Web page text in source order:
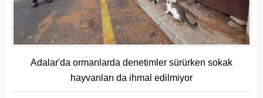
Adalar'da ormanlarda denetimler sürürken sokak
hayvanları da ihmal edilmiyor